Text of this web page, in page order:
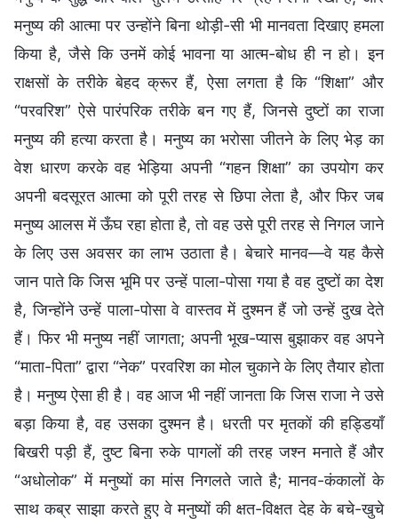
मनुष्य की आत्मा पर उन्होंने बिना थोड़ी-सी भी मानवता दिखाए हमला
किया है, जैसे कि उनमें कोई भावना या आत्म-बोध ही न हो। इन
राक्षसों के तरीके बेहद क्रूर हैं, ऐसा लगता है कि “शिक्षा” और
“परवरिश” ऐसे पारंपरिक तरीके बन गए हैं, जिनसे दुष्टों का राजा
मनुष्य की हत्या करता है। मनुष्य का भरोसा जीतने के लिए भेड़ का
वेश धारण करके वह भेड़िया अपनी “गहन शिक्षा” का उपयोग कर
अपनी बदसूरत आत्मा को पूरी तरह से छिपा लेता है, और फिर जब
मनुष्य आलस में ऊँघ रहा होता है, तो वह उसे पूरी तरह से निगल जाने
के लिए उस अवसर का लाभ उठाता है। बेचारे मानव—वे यह कैसे
जान पाते कि जिस भूमि पर उन्हें पाला-पोसा गया है वह दुष्टों का देश
है, जिन्होंने उन्हें पाला-पोसा वे वास्तव में दुश्मन हैं जो उन्हें दुख देते
हैं। फिर भी मनुष्य नहीं जागता; अपनी भूख-प्यास बुझाकर वह अपने
“माता-पिता” द्वारा “नेक” परवरिश का मोल चुकाने के लिए तैयार होता
है। मनुष्य ऐसा ही है। वह आज भी नहीं जानता कि जिस राजा ने उसे
बड़ा किया है, वह उसका दुश्मन है। धरती पर मृतकों की हड्डियाँ
बिखरी पड़ी हैं, दुष्ट बिना रुके पागलों की तरह जश्न मनाते हैं और
“अधोलोक” में मनुष्यों का मांस निगलते जाते है; मानव-कंकालों के
साथ कब्र साझा करते हुए वे मनुष्यों की क्षत-विक्षत देह के बचे-खुचे